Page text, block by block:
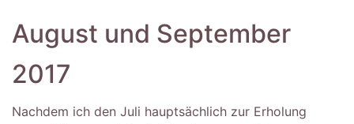
August und September
2017
Nachdem ich den Juli hauptsächlich zur Erholung